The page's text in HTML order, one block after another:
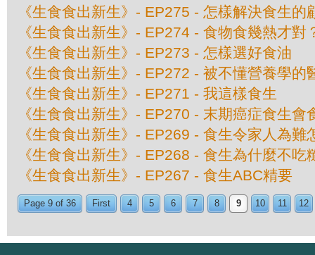
《生食食出新生》- EP275 - 怎樣解決食生的
《生食食出新生》- EP274 - 食物食幾熱才對
《生食食出新生》- EP273 - 怎樣選好食油
《生食食出新生》- EP272 - 被不懂營養學的
《生食食出新生》- EP271 - 我這樣食生
《生食食出新生》- EP270 - 末期癌症食生會
《生食食出新生》- EP269 - 食生令家人為難
《生食食出新生》- EP268 - 食生為什麼不吃
《生食食出新生》- EP267 - 食生ABC精要
Page 9 of 36 First 4 5 6 7 8 9 10 11 12